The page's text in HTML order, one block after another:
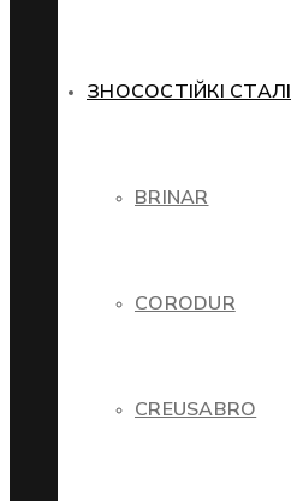
ЗНОСОСТІЙКІ СТАЛІ
BRINAR
CORODUR
CREUSABRO